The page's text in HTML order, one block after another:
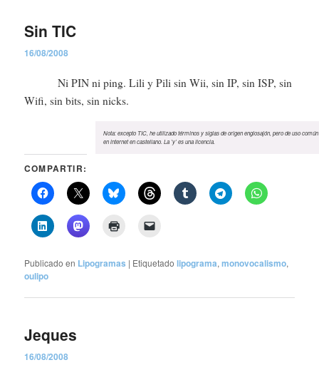
Sin TIC
16/08/2008
Ni PIN ni ping. Lili y Pili sin Wii, sin IP, sin ISP, sin
Wifi, sin bits, sin nicks.
Nota: excepto TIC, he utilizado términos y siglas de origen englosajón, pero de uso común
en internet en castellano. La ’y’ es una licencia.
COMPARTIR:
Publicado en Lipogramas | Etiquetado lipograma,monovocalismo,
oulipo
Jeques
16/08/2008